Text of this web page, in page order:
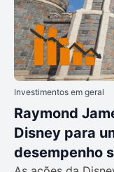
Investimentos em geral
Raymond
Disney para
desempenho